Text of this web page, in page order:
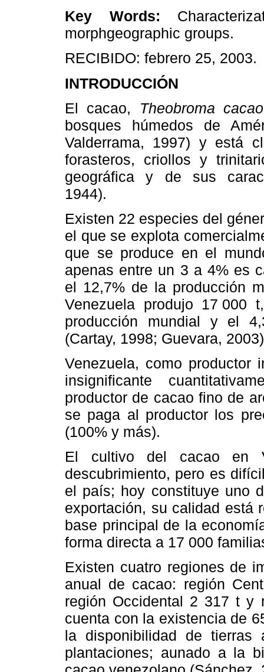
Key Words:
morphgeographic groups.
RECIBIDO: febrero 25, 2003.
INTRODUCCIÓN
El cacao, Theobroma cacao
bosques húmedos de
Valderrama, 1997) y está
forasteros, criollos y
geográfica y de sus
1944).
Existen 22 especies del
el que se explota
que se produce en el
apenas entre un 3 a 4% es
el 12,7% de la producción
Venezuela produjo 17 000
producción mundial y el
(Cartay, 1998; Guevara,
Venezuela, como productor
insignificante
productor de cacao fino de
se paga al productor los
(100% y más).
El cultivo del cacao en
descubrimiento, pero es
el país; hoy constituye uno
exportación, su calidad está
base principal de la
forma directa a 17 000
Existen cuatro regiones de
anual de cacao: región
región Occidental 2 317 t y
cuenta con la existencia de
la disponibilidad de tierras
plantaciones; aunado a la